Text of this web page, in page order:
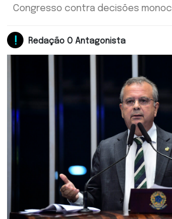
Congresso contra decisões
Redação O Antagonista